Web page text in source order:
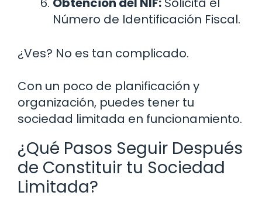
Número de Identificación Fiscal.
¿Ves? No es tan complicado.
Con un poco de planificación y
organización, puedes tener tu
sociedad limitada en funcionamiento.
¿Qué Pasos Seguir Después
de Constituir tu Sociedad
Limitada?